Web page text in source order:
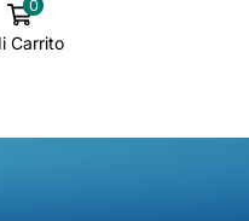
0
Carrito